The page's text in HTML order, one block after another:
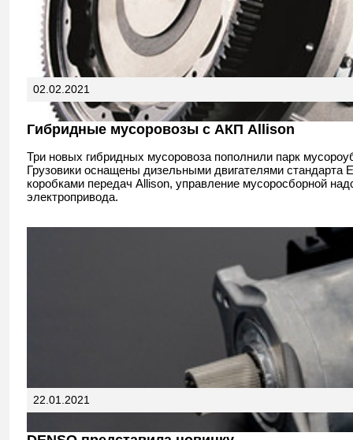
02.02.2021
Гибридные мусоровозы с АКП Allison
Три новых гибридных мусоровоза пополнили парк
Грузовики оснащены дизельными двигателями стандарта
коробками передач Allison, управление мусоросборной
электропривода.
22.01.2021